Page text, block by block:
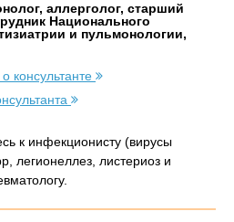
аллерголог, старший
Национального
и пульмонологии,
консультанте
к инфекционисту (вирусы
легионеллез, листериоз и